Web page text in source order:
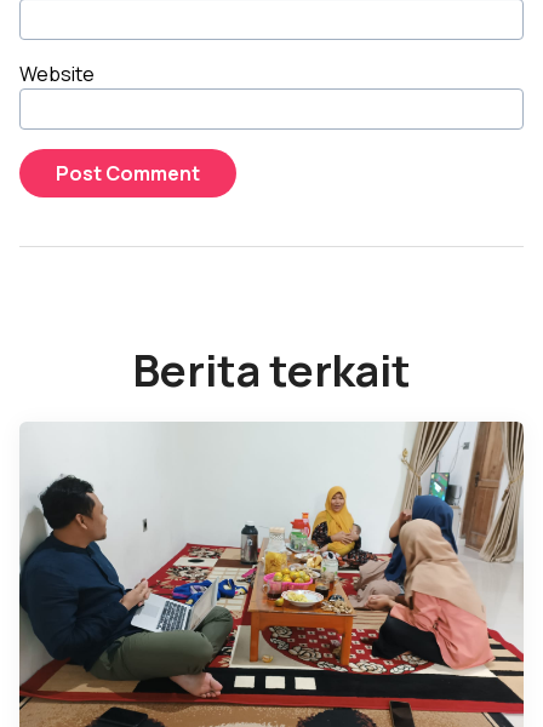
Website
Berita terkait